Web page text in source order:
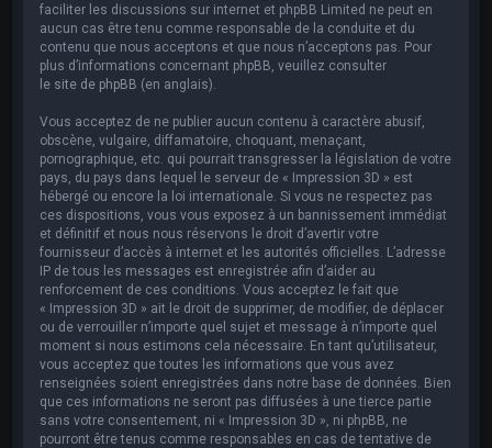
faciliter les discussions sur internet et phpBB Limited ne peut en
aucun cas être tenu comme responsable de la conduite et du
contenu que nous acceptons et que nous n’acceptons pas. Pour
plus d’informations concernant phpBB, veuillez consulter
le site de phpBB (en anglais).
Vous acceptez de ne publier aucun contenu à caractère abusif,
obscène, vulgaire, diffamatoire, choquant, menaçant,
pornographique, etc. qui pourrait transgresser la législation de votre
pays, du pays dans lequel le serveur de « Impression 3D » est
hébergé ou encore la loi internationale. Si vous ne respectez pas
ces dispositions, vous vous exposez à un bannissement immédiat
et définitif et nous nous réservons le droit d’avertir votre
fournisseur d’accès à internet et les autorités officielles. L’adresse
IP de tous les messages est enregistrée afin d’aider au
renforcement de ces conditions. Vous acceptez le fait que
« Impression 3D » ait le droit de supprimer, de modifier, de déplacer
ou de verrouiller n’importe quel sujet et message à n’importe quel
moment si nous estimons cela nécessaire. En tant qu’utilisateur,
vous acceptez que toutes les informations que vous avez
renseignées soient enregistrées dans notre base de données. Bien
que ces informations ne seront pas diffusées à une tierce partie
sans votre consentement, ni « Impression 3D », ni phpBB, ne
pourront être tenus comme responsables en cas de tentative de